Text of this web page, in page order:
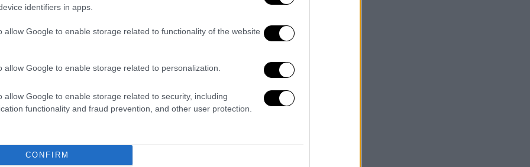
identifiers in apps.
allow Google to enable storage related to functionality of the website
allow Google to enable storage related to personalization.
allow Google to enable storage related to security, including
functionality and fraud prevention, and other user protection.
CONFIRM
αναφέρθηκαν μεσημβρινές ώρες χθες
Άμεσης Δράσης και αφορούσαν στην
εκπαιδευτικό ίδρυμα στην περιοχή
και σε συνεργασία με το
οι χώροι αυτού, χωρίς να διαπιστωθούν
Ασφάλειας Βορειοανατολικής